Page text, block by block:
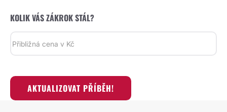
KOLIK VÁS ZÁKROK STÁL?
AKTUALIZOVAT PŘÍBĚH!